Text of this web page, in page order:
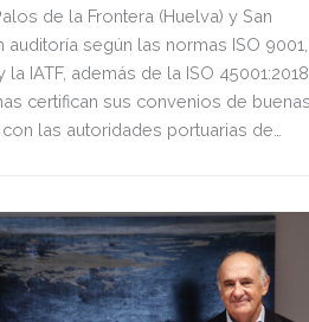
de la Frontera (Huelva) y San
auditoría según las normas ISO 9001,
la IATF, además de la ISO
certifican sus convenios de
las autoridades portuarias de